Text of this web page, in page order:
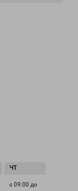
с 09:00 до